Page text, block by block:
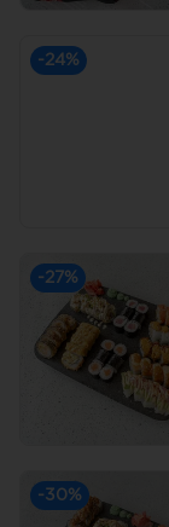
-24%
-27%
-30%